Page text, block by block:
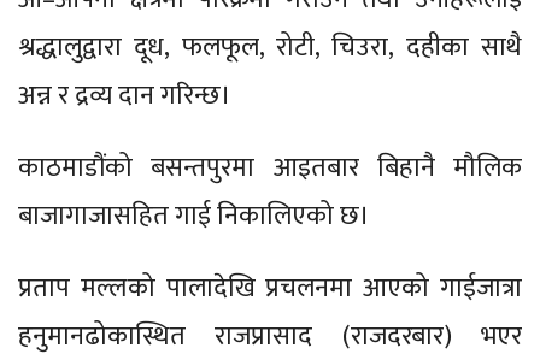
श्रद्धालुद्वारा दूध, फलफूल, रोटी, चिउरा, दहीका साथै
अन्न र द्रव्य दान गरिन्छ।
काठमाडौंको बसन्तपुरमा आइतबार बिहानै मौलिक
बाजागाजासहित गाई निकालिएको छ।
प्रताप मल्लको पालादेखि प्रचलनमा आएको गाईजात्रा
हनुमानढोकास्थित राजप्रासाद (राजदरबार) भएर